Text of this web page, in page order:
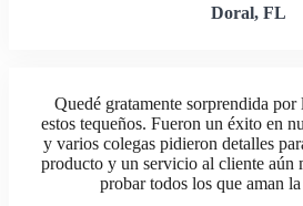
Doral, FL
Quedé gratamente sorprendida por
estos tequeños. Fueron un éxito en
y varios colegas pidieron detalles
producto y un servicio al cliente aún
probar todos los que aman